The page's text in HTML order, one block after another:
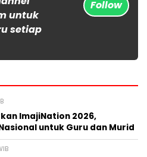
untuk
setiap
Follow
ImajiNation 2026,
untuk Guru dan Murid